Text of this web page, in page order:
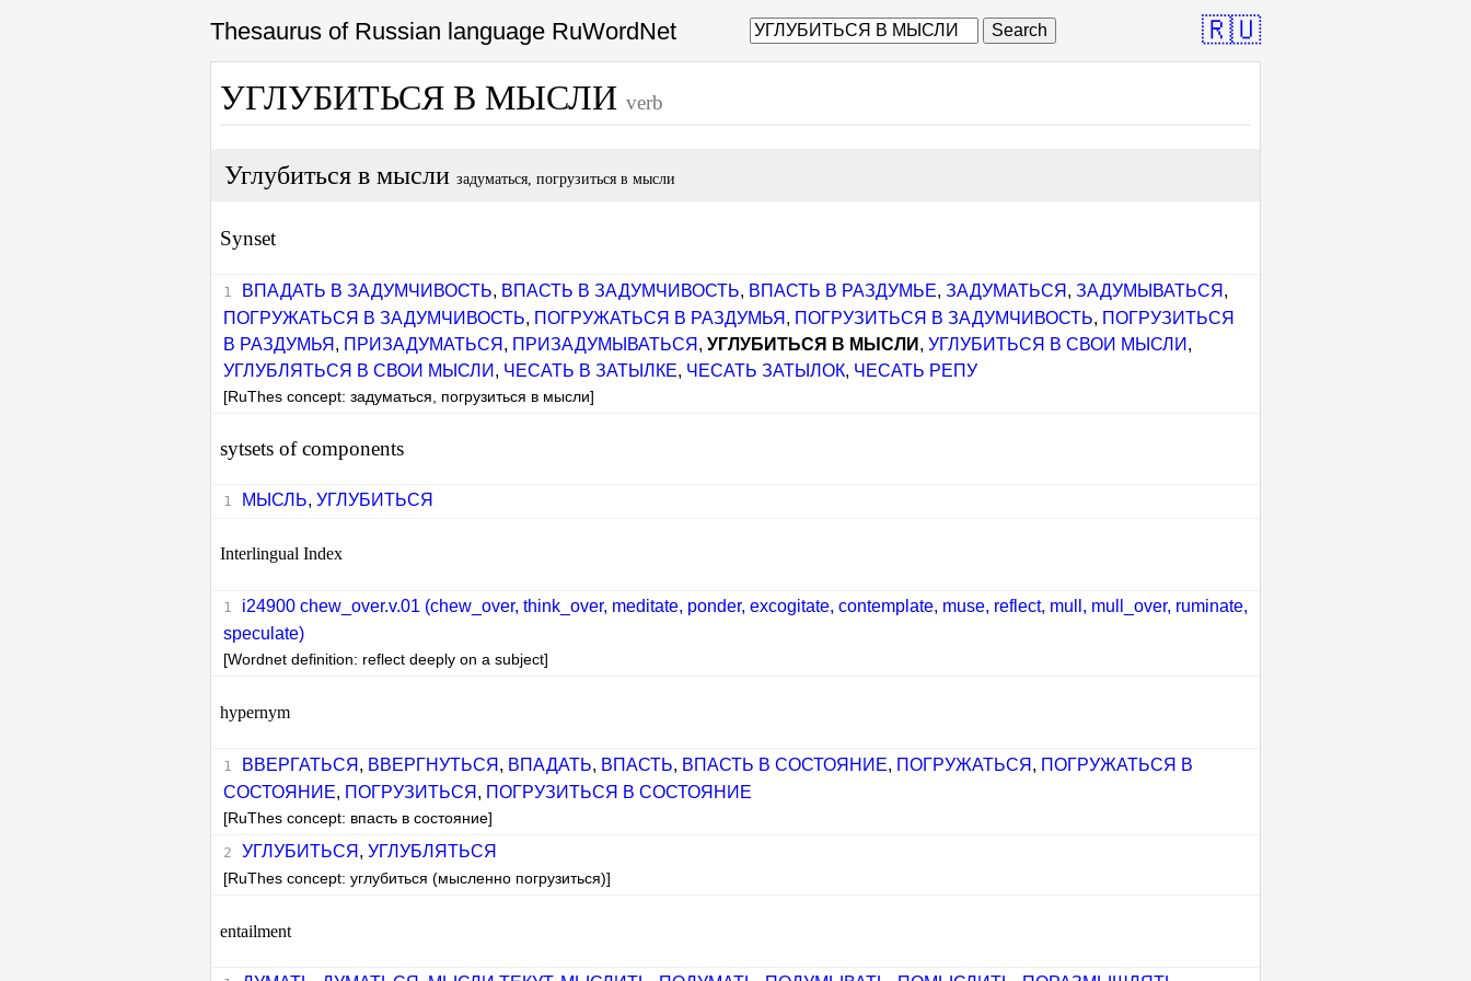
Thesaurus of Russian language RuWordNet Search 🇷🇺
УГЛУБИТЬСЯ В МЫСЛИ verb
Углубиться в мысли задуматься, погрузиться в мысли
Synset
ВПАДАТЬ В ЗАДУМЧИВОСТЬ, ВПАСТЬ В ЗАДУМЧИВОСТЬ, ВПАСТЬ В РАЗДУМЬЕ, ЗАДУМАТЬСЯ , ЗАДУМЫВАТЬСЯ ,
ПОГРУЖАТЬСЯ В ЗАДУМЧИВОСТЬ, ПОГРУЖАТЬСЯ В РАЗДУМЬЯ , ПОГРУЗИТЬСЯ В ЗАДУМЧИВОСТЬ, ПОГРУЗИТЬСЯ
В РАЗДУМЬЯ , ПРИЗАДУМАТЬСЯ , ПРИЗАДУМЫВАТЬСЯ ,УГЛУБИТЬСЯ В МЫСЛИ ,УГЛУБИТЬСЯ В СВОИ МЫСЛИ ,
УГЛУБЛЯТЬСЯ В СВОИ МЫСЛИ , ЧЕСАТЬ В ЗАТЫЛКЕ, ЧЕСАТЬ ЗАТЫЛОК, ЧЕСАТЬ РЕПУ
[RuThes concept: задуматься, погрузиться в мысли]
sytsets of components
МЫСЛЬ, УГЛУБИТЬСЯ
Interlingual Index
i24900 chew_over.v.01 (chew_over, think_over, meditate, ponder, excogitate, contemplate, muse, reflect, mull, mull_over, ruminate,
speculate)
[Wordnet definition: reflect deeply on a subject]
hypernym
ВВЕРГАТЬСЯ , ВВЕРГНУТЬСЯ , ВПАДАТЬ, ВПАСТЬ, ВПАСТЬ В СОСТОЯНИЕ, ПОГРУЖАТЬСЯ , ПОГРУЖАТЬСЯ В
СОСТОЯНИЕ, ПОГРУЗИТЬСЯ , ПОГРУЗИТЬСЯ В СОСТОЯНИЕ
[RuThes concept: впасть в состояние]
УГЛУБИТЬСЯ , УГЛУБЛЯТЬСЯ
[RuThes concept: углубиться (мысленно погрузиться)]
entailment